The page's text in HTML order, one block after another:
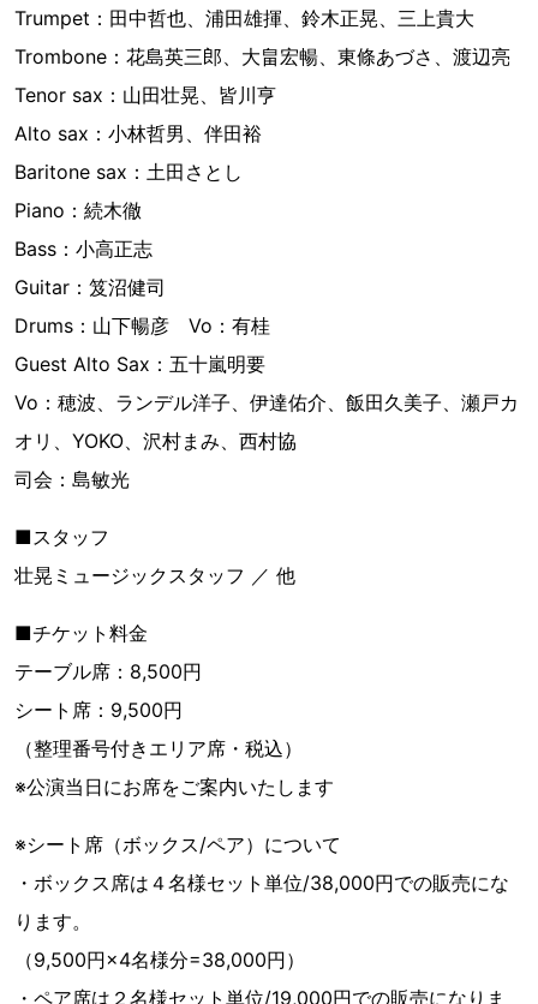
Trumpet：田中哲也、浦田雄揮、鈴木正晃、三上貴大
Trombone：花島英三郎、大畠宏暢、東條あづさ、渡辺亮
Tenor sax：山田壮晃、皆川亨
Alto sax：小林哲男、伴田裕
Baritone sax：土田さとし
Piano：続木徹
Bass：小高正志
Guitar：笈沼健司
Drums：山下暢彦 Vo：有桂
Guest Alto Sax：五十嵐明要
Vo：穂波、ランデル洋子、伊達佑介、飯田久美子、瀬戸カ
オリ、YOKO、沢村まみ、西村協
司会：島敏光
■スタッフ
壮晃ミュージックスタッフ ／ 他
■チケット料金
テーブル席：8,500円
シート席：9,500円
（整理番号付きエリア席・税込）
※公演当日にお席をご案内いたします
※シート席（ボックス/ペア）について
・ボックス席は４名様セット単位/38,000円での販売にな
ります。
（9,500円×4名様分=38,000円）
・ペア席は２名様セット単位/19,000円での販売になりま